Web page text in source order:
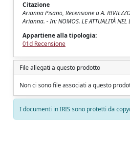
Citazione
Arianna Pisano, Recensione a A.
Arianna. - In: NOMOS. LE ATTUALITÀ
Appartiene alla tipologia:
01d Recensione
File allegati a questo prodotto
Non ci sono file associati a questo
I documenti in IRIS sono protetti da